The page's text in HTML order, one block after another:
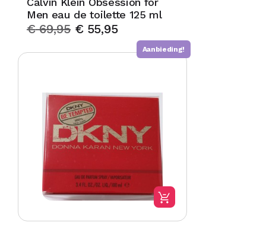
Men eau de toilette 125 ml
€69,95 €55,95
Aanbieding!